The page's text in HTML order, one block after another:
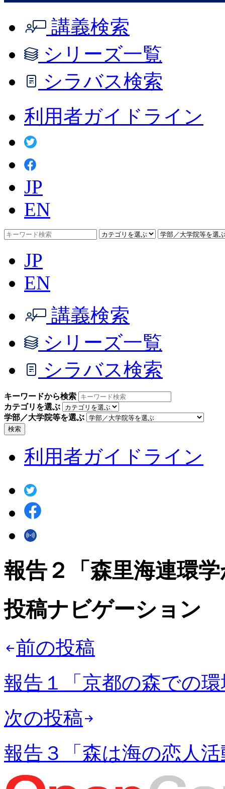
講義検索
シリーズ一覧
シラバス検索
利用者ガイドライン
JP
EN
JP
EN
講義検索
シリーズ一覧
シラバス検索
キーワードから検索
カテゴリを選ぶ
学部／大学院等を選ぶ
検索
利用者ガイドライン
報告２「森里海連環
投稿ナビゲーション
前の投稿
報告１「京都の森での
次の投稿
報告３「森は海の恋人